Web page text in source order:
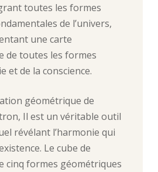
toutes les formes
de l’univers,
une carte
de toutes les formes
et de la conscience.
géométrique de
Il est un véritable outil
révélant l’harmonie qui
Le cube de
cinq formes géométriques